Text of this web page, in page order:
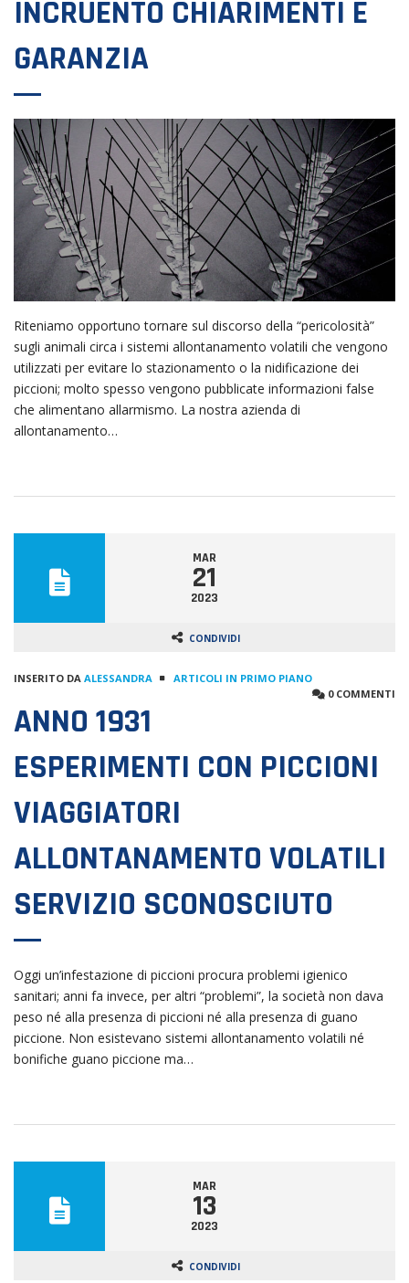
INCRUENTO CHIARIMENTI E
GARANZIA
Riteniamo opportuno tornare sul discorso della “pericolosità”
sugli animali circa i sistemi allontanamento volatili che vengono
utilizzati per evitare lo stazionamento o la nidificazione dei
piccioni; molto spesso vengono pubblicate informazioni false
che alimentano allarmismo. La nostra azienda di
allontanamento…
MAR
21
2023
CONDIVIDI
INSERITO DA ALESSANDRA
ARTICOLI IN PRIMO PIANO
0 COMMENTI
ANNO 1931
ESPERIMENTI CON PICCIONI
VIAGGIATORI
ALLONTANAMENTO VOLATILI
SERVIZIO SCONOSCIUTO
Oggi un’infestazione di piccioni procura problemi igienico
sanitari; anni fa invece, per altri “problemi”, la società non dava
peso né alla presenza di piccioni né alla presenza di guano
piccione. Non esistevano sistemi allontanamento volatili né
bonifiche guano piccione ma…
MAR
13
2023
CONDIVIDI